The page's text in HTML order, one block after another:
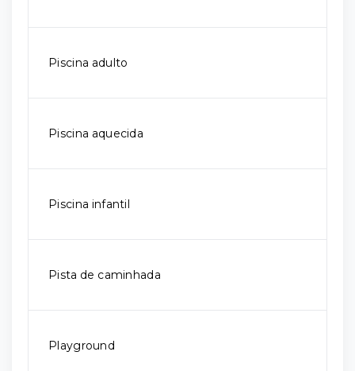
Piscina adulto
Piscina aquecida
Piscina infantil
Pista de caminhada
Playground